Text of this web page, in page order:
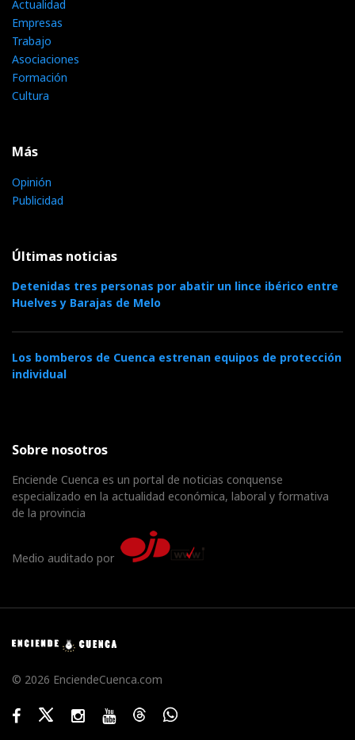
Actualidad
Empresas
Trabajo
Asociaciones
Formación
Cultura
Más
Opinión
Publicidad
Últimas noticias
Detenidas tres personas por abatir un lince ibérico entre
Huelves y Barajas de Melo
Los bomberos de Cuenca estrenan equipos de protección
individual
Sobre nosotros
Enciende Cuenca es un portal de noticias conquense
especializado en la actualidad económica, laboral y formativa
de la provincia
Medio auditado por
© 2026 EnciendeCuenca.com
FacebookTwitterInstagramYoutubeThreadsWhatsApp